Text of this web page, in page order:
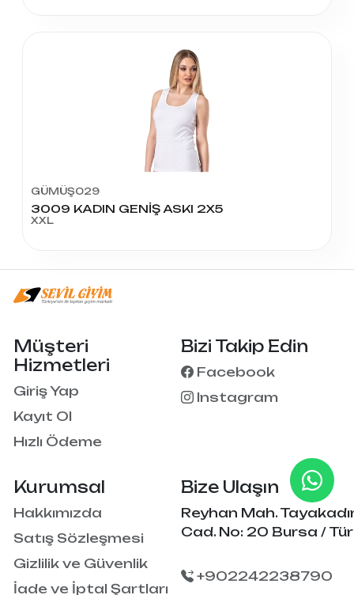
GÜMÜŞ029
3009 KADIN GENİŞ ASKI 2X5
XXL
Kurumsal
Hakkımızda
Satış Sözleşmesi
Gizlilik ve Güvenlik
İade ve İptal Şartları
Müşteri
Hizmetleri
Giriş Yap
Kayıt Ol
Hızlı Ödeme
Bizi Takip Edin
Facebook
Instagram
Bize Ulaşın
Reyhan Mah.
Cad. No: 20 Bursa /
+902242238790